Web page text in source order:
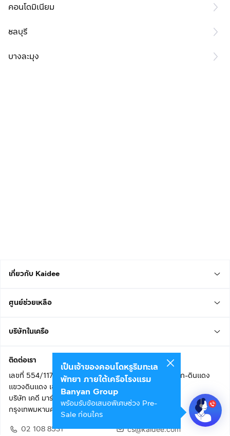
คอนโดมิเนียม
ชลบุรี
บางละมุง
เกี่ยวกับ Kaidee
ศูนย์ช่วยเหลือ
บริษัทในเครือ
ติดต่อเรา
เลขที่ 554/117 อาคารสกายไนน์ เซ็นเตอร์ ชั้น 22 ถนนอโศก-ดินแดง
แขวงดินแดง เขตดินแดง
บริษัท เคดี มาร์เก็ตเพลส จำกัด (สำนักงานใหญ่)
กรุงเทพมหานคร 10400
02 108 8531
cs@kaidee.com
เป็นเจ้าของคอนโดหรูริมทะเล
พัทยา ภายใต้เครือโรงแรม
Banyan Group
พร้อมรับข้อเสนอพิเศษช่วง Pre-
Sale ก่อนใคร